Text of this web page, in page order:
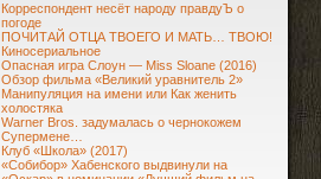
Корреспондент несёт народу правдуЪ о
погоде
ПОЧИТАЙ ОТЦА ТВОЕГО И МАТЬ… ТВОЮ!
Киносериальное
Опасная игра Слоун — Miss Sloane (2016)
Обзор фильма «Великий уравнитель 2»
Манипуляция на имени или Как женить
холостяка
Warner Bros. задумалась о чернокожем
Супермене…
Клуб «Школа» (2017)
«Собибор» Хабенского выдвинули на